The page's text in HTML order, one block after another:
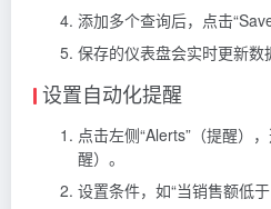
添加多个查询后，点击
保存的仪表盘会实时更新数
设置自动化提醒
点击左侧“Alerts”（提醒）
醒）。
设置条件，如“当销售额低于